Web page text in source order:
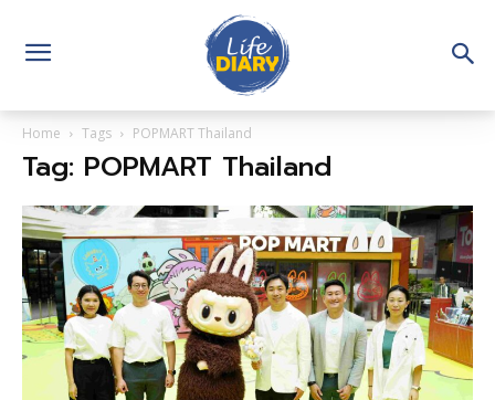
Home Tags POPMART Thailand
Tag: POPMART Thailand